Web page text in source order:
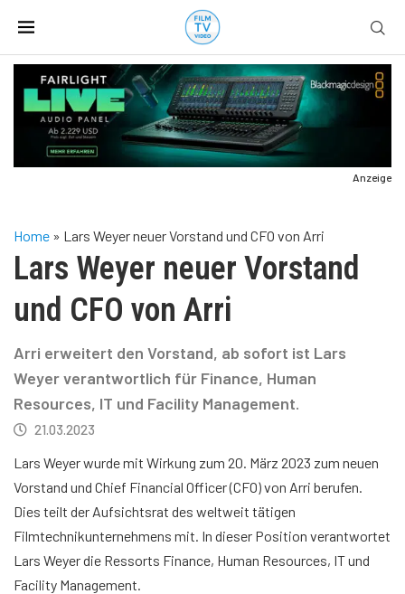
Anzeige
Home » Lars Weyer neuer Vorstand und CFO von Arri
Lars Weyer neuer Vorstand
und CFO von Arri
Arri erweitert den Vorstand, ab sofort ist Lars
Weyer verantwortlich für Finance, Human
Resources, IT und Facility Management.
21.03.2023
Lars Weyer wurde mit Wirkung zum 20. März 2023 zum neuen
Vorstand und Chief Financial Officer (CFO) von Arri berufen.
Dies teilt der Aufsichtsrat des weltweit tätigen
Filmtechnikunternehmens mit. In dieser Position verantwortet
Lars Weyer die Ressorts Finance, Human Resources, IT und
Facility Management.